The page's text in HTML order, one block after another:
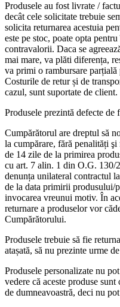
Produsele au fost livrate /
decât cele solicitate trebuie
solicita returnarea acestuia
este pe stoc, poate opta
contravalorii. Daca se
mai mare, va plăti diferența,
va primi o rambursare
Costurile de retur și de
cazul, sunt suportate de client.
Produsele prezintă defecte de
Cumpărătorul are dreptul să
la cumpărare, fără penalități
de 14 zile de la primirea
cu art. 7 alin. 1 din O.G. 130/
denunța unilateral contractul
de la data primirii produsului/
invocarea vreunui motiv. În
returnare a produselor vor
Cumpărătorului.
Produsele trebuie să fie
atașată, să nu prezinte urme
Produsele personalizate nu
vedere că aceste produse
de dumneavoastră, deci nu